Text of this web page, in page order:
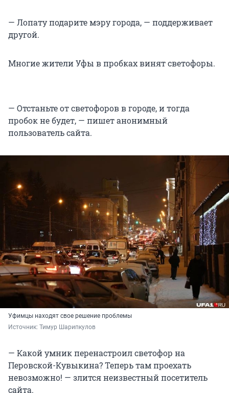
— Лопату подарите мэру города, — поддерживает
другой.
Многие жители Уфы в пробках винят светофоры.
— Отстаньте от светофоров в городе, и тогда
пробок не будет, — пишет анонимный
пользователь сайта.
Уфимцы находят свое решение проблемы
Источник: Тимур Шарипкулов
— Какой умник перенастроил светофор на
Перовской-Кувыкина? Теперь там проехать
невозможно! — злится неизвестный посетитель
сайта.